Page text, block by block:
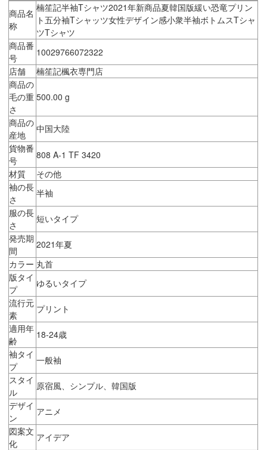
商品名
称
楠笙記半袖Tシャツ2021年新商品夏韓国版緩い恐竜プリン
ト五分袖Tシャッツ女性デザイン感小衆半袖ボトムスTシャ
ツTシャツ
商品番
号
10029766072322
店舗
楠笙記楓衣専門店
商品の
毛の重
さ
500.00 g
商品の
産地
中国大陸
貨物番
号
808 A-1 TF 3420
材質
その他
袖の長
さ
半袖
服の長
さ
短いタイプ
発売期
間
2021年夏
カラー 丸首
版タイ
プ
ゆるいタイプ
流行元
素
プリント
適用年
齢
18-24歳
袖タイ
プ
一般袖
スタイ
ル
原宿風、シンプル、韓国版
デザイ
ン
アニメ
図案文
化
アイデア